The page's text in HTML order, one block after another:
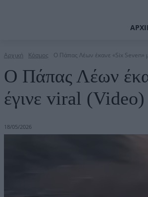
Αρχική Κόσμος O Πάπας Λέων έκανε «Six Seven»
O Πάπας Λέων
έγινε viral (Video)
18/05/2026